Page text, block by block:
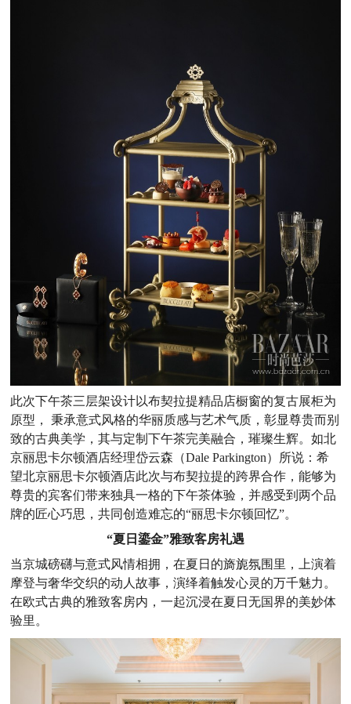
此次下午茶三层架设计以布契拉提精品店橱窗的复古展柜为
原型， 秉承意式风格的华丽质感与艺术气质，彰显尊贵而别
致的古典美学，其与定制下午茶完美融合，璀璨生辉。如北
京丽思卡尔顿酒店经理岱云森（Dale Parkington）所说：希
望北京丽思卡尔顿酒店此次与布契拉提的跨界合作，能够为
尊贵的宾客们带来独具一格的下午茶体验，并感受到两个品
牌的匠心巧思，共同创造难忘的“丽思卡尔顿回忆”。
“夏日鎏金”雅致客房礼遇
当京城磅礴与意式风情相拥，在夏日的旖旎氛围里，上演着
摩登与奢华交织的动人故事，演绎着触发心灵的万千魅力。
在欧式古典的雅致客房内，一起沉浸在夏日无国界的美妙体
验里。